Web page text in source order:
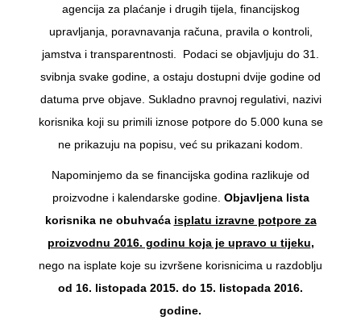
agencija za plaćanje i drugih tijela, financijskog
upravljanja, poravnavanja računa, pravila o kontroli,
jamstva i transparentnosti. Podaci se objavljuju do 31.
svibnja svake godine, a ostaju dostupni dvije godine od
datuma prve objave. Sukladno pravnoj regulativi, nazivi
korisnika koji su primili iznose potpore do 5.000 kuna se
ne prikazuju na popisu, već su prikazani kodom.
Napominjemo da se financijska godina razlikuje od
proizvodne i kalendarske godine. Objavljena lista
korisnika ne obuhvaća isplatu izravne potpore za
proizvodnu 2016. godinu koja je upravo u tijeku,
nego na isplate koje su izvršene korisnicima u razdoblju
od 16. listopada 2015. do 15. listopada 2016.
godine.